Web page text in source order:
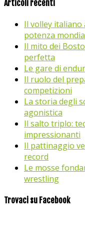
Articoli recenti
Il volley italiano
potenza
Il mito dei
perfetta
Le gare di
Il ruolo del
competizioni
La storia degli
agonistica
Il salto triplo:
impressionanti
Il pattinaggio
record
Le mosse
wrestling
Trovaci su Facebook